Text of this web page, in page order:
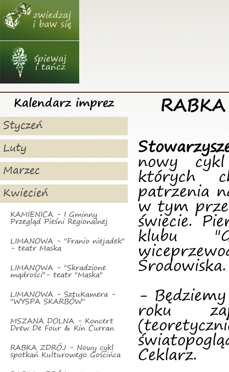
Kalendarz imprez
Styczeń
Luty
Marzec
Kwiecień
KAMIENICA - I Gminny
Przegląd Pieśni Regionalnej
LIMANOWA - "Franio niejadek"
- teatr Maska
LIMANOWA - "Skradzione
mądrości"- teatr "Maska"
LIMANOWA - SztuKamera -
"WYSPA SKARBÓW"
MSZANA DOLNA - Koncert
Drew De Four & Kin Curran
RABKA ZDRÓJ - Nowy cykl
spotkań Kulturowego Gościńca
nowy
których
patrzenia
w tym
świecie.
klubu
Środowiska.
-
roku
Ceklarz.